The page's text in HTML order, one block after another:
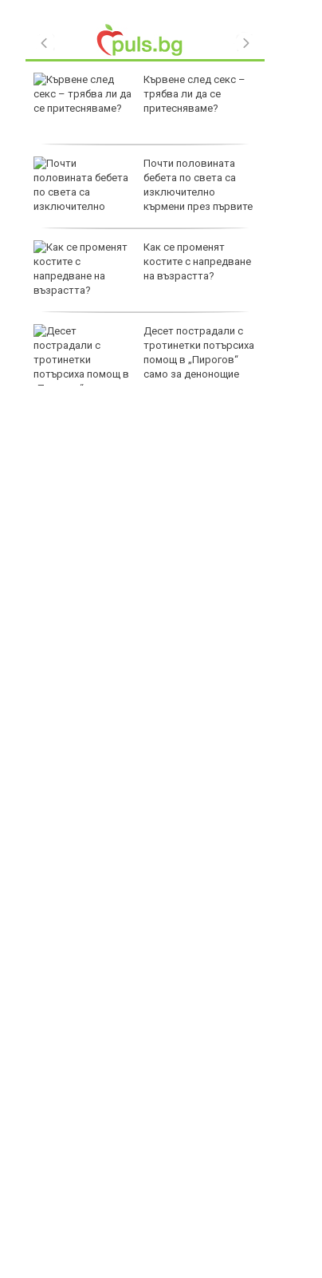
Кървене след секс –
трябва ли да се
притесняваме?
Почти половината
бебета по света са
изключително
кърмени през първите
Как се променят
костите с напредване
на възрастта?
Десет пострадали с
тротинетки потърсиха
помощ в „Пирогов“
само за денонощие